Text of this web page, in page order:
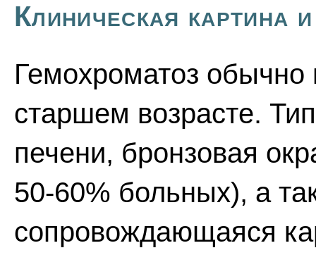
Клиническая картина
Гемохроматоз обычно
старшем возрасте.
печени, бронзовая
50-60% больных), а
сопровождающаяся